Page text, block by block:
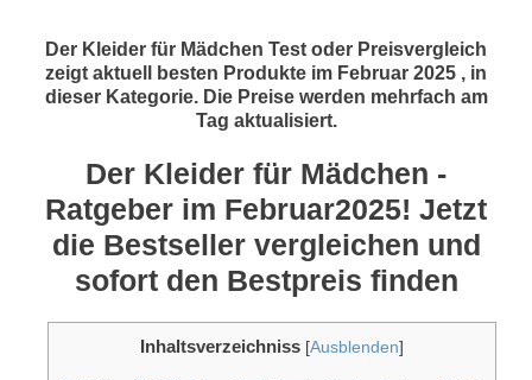
Der Kleider für Mädchen Test oder Preisvergleich
zeigt aktuell besten Produkte im Februar 2025 , in
dieser Kategorie. Die Preise werden mehrfach am
Tag aktualisiert.
Der Kleider für Mädchen -
Ratgeber im Februar2025! Jetzt
die Bestseller vergleichen und
sofort den Bestpreis finden
Inhaltsverzeichniss [Ausblenden]